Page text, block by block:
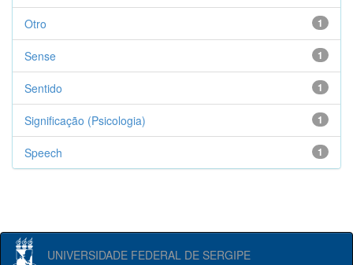
1
Otro
1
Sense
1
Sentido
1
Significação (Psicologia)
1
Speech
UNIVERSIDADE FEDERAL DE SERGIPE